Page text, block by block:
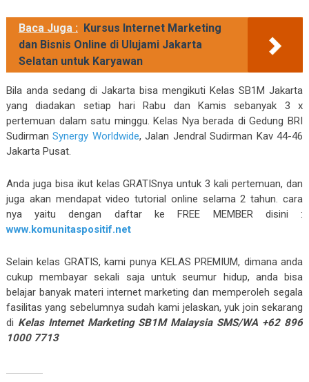
Baca Juga : Kursus Internet Marketing
dan Bisnis Online di Ulujami Jakarta
Selatan untuk Karyawan
Bila anda sedang di Jakarta bisa mengikuti Kelas SB1M Jakarta
yang diadakan setiap hari Rabu dan Kamis sebanyak 3 x
pertemuan dalam satu minggu. Kelas Nya berada di Gedung BRI
SudirmanSynergy Worldwide, Jalan Jendral Sudirman Kav 44-46
Jakarta Pusat.
Anda juga bisa ikut kelas GRATISnya untuk 3 kali pertemuan, dan
juga akan mendapat video tutorial online selama 2 tahun. cara
nya yaitu dengan daftar ke FREE MEMBER disini :
www.komunitaspositif.net
Selain kelas GRATIS, kami punya KELAS PREMIUM, dimana anda
cukup membayar sekali saja untuk seumur hidup, anda bisa
belajar banyak materi internet marketing dan memperoleh segala
fasilitas yang sebelumnya sudah kami jelaskan, yuk join sekarang
di Kelas Internet Marketing SB1M Malaysia SMS/WA +62 896
1000 7713